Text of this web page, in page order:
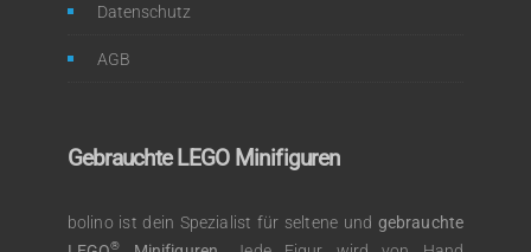
Datenschutz
AGB
Gebrauchte LEGO Minifiguren
bolino ist dein Spezialist für seltene und gebrauchte
®